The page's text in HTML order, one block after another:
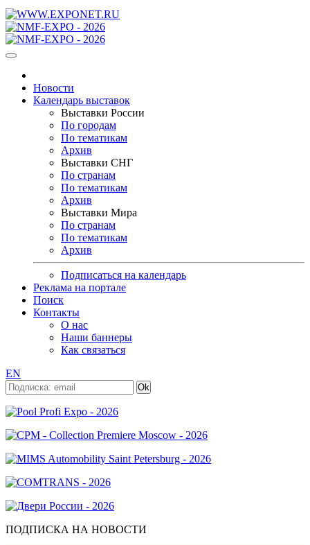
Новости
Календарь выставок
Выставки России
По городам
По тематикам
Архив
Выставки СНГ
По странам
По тематикам
Архив
Выставки Мира
По странам
По тематикам
Архив
Подписаться на календарь
Реклама на портале
Поиск
Контакты
О нас
Наши баннеры
Как связаться
EN
ПОДПИСКА НА НОВОСТИ